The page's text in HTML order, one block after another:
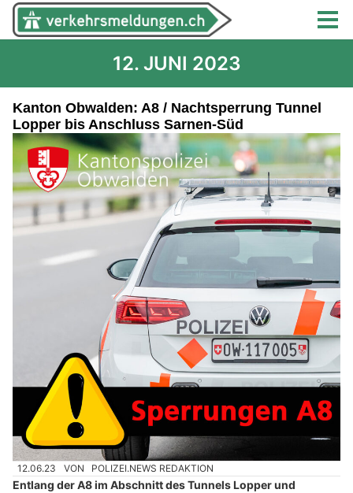
12. JUNI 2023
Kanton Obwalden: A8 / Nachtsperrung Tunnel
Lopper bis Anschluss Sarnen-Süd
12.06.23 VON POLIZEI.NEWS REDAKTION
Entlang der A8 im Abschnitt des Tunnels Lopper und